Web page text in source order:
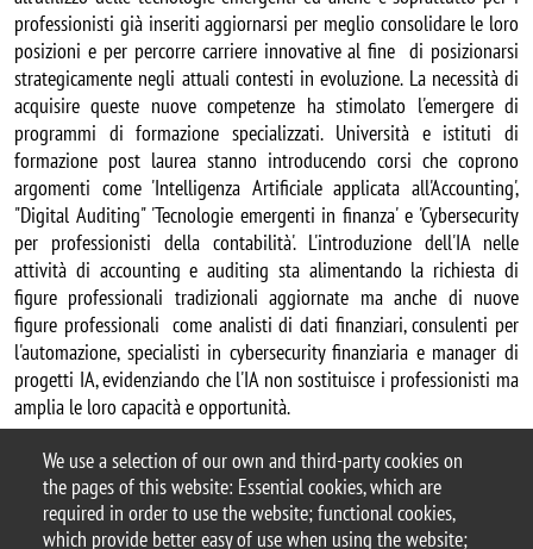
We use a selection of our own and third-party cookies on
the pages of this website: Essential cookies, which are
required in order to use the website; functional cookies,
which provide better easy of use when using the website;
professionisti già inseriti aggiornarsi per meglio consolidare le loro
posizioni e per percorre carriere innovative al fine di posizionarsi
strategicamente negli attuali contesti in evoluzione. La necessità di
acquisire queste nuove competenze ha stimolato l'emergere di
programmi di formazione specializzati. Università e istituti di
formazione post laurea stanno introducendo corsi che coprono
argomenti come 'Intelligenza Artificiale applicata all'Accounting',
"Digital Auditing" 'Tecnologie emergenti in finanza' e 'Cybersecurity
per professionisti della contabilità'. L'introduzione dell'IA nelle
attività di accounting e auditing sta alimentando la richiesta di
figure professionali tradizionali aggiornate ma anche di nuove
figure professionali come analisti di dati finanziari, consulenti per
l'automazione, specialisti in cybersecurity finanziaria e manager di
progetti IA, evidenziando che l'IA non sostituisce i professionisti ma
amplia le loro capacità e opportunità.
Contatti:
roberta.provasi@unimib.it
Per ulteriori informazioni